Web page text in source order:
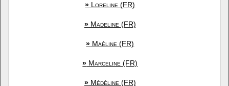
» Loreline (FR)
»Madeline (FR)
» Maéline (FR)
» Marceline (FR)
»Médéline (FR)